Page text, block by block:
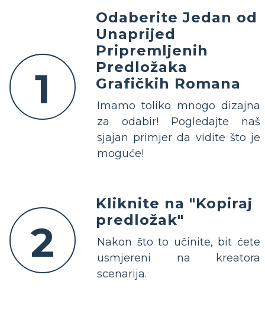
1
Odaberite Jedan od
Unaprijed
Pripremljenih
Predložaka
Grafičkih Romana
Imamo toliko mnogo dizajna
za odabir! Pogledajte naš
sjajan primjer da vidite što je
moguće!
2
Kliknite na "Kopiraj
predložak"
Nakon što to učinite, bit ćete
usmjereni na kreatora
scenarija.